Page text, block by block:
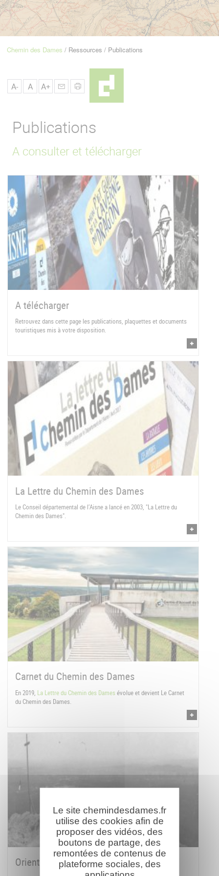
Navigation
Fil
Chemin des Dames Ressources Publications
A- A A+
Publications
A consulter et télécharger
A télécharger
Retrouvez dans cette page les publications, plaquettes et documents
touristiques mis à votre disposition.
La Lettre du Chemin des Dames
Le Conseil départemental de l’Aisne a lancé en 2003, "La Lettre du
Chemin des Dames".
Carnet du Chemin des Dames
En 2019, La Lettre du Chemin des Dames évolue et devient Le Carnet
du Chemin des Dames.
Orientations bibliographiques
Le site chemindesdames.fr
utilise des cookies afin de
proposer des vidéos, des
boutons de partage, des
remontées de contenus de
plateforme sociales, des